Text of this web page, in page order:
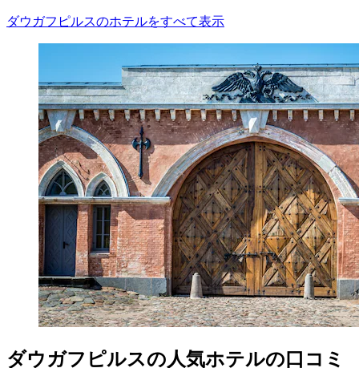
ダウガフピルスのホテルをすべて表示
ダウガフピルスの人気ホテルの口コミ